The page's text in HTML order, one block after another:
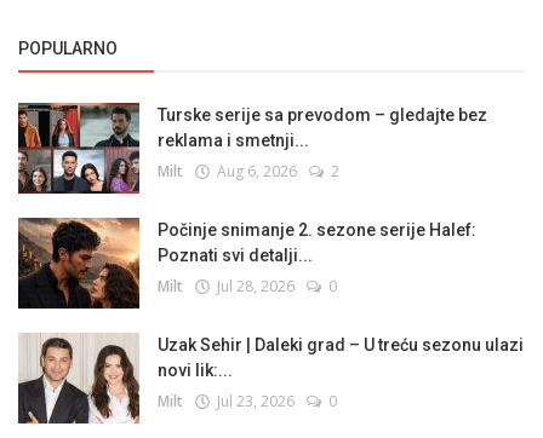
POPULARNO
Turske serije sa prevodom – gledajte bez
reklama i smetnji...
Milt Aug 6, 2026 2
Počinje snimanje 2. sezone serije Halef:
Poznati svi detalji...
Milt Jul 28, 2026 0
Uzak Sehir | Daleki grad – U treću sezonu ulazi
novi lik:...
Milt Jul 23, 2026 0